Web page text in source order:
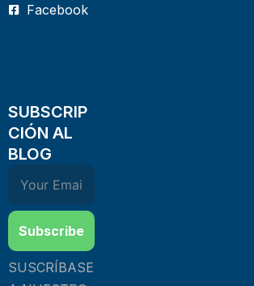
Facebook
SUBSCRIP
CIÓN AL
BLOG
Subscribe
SUSCRÍBASE